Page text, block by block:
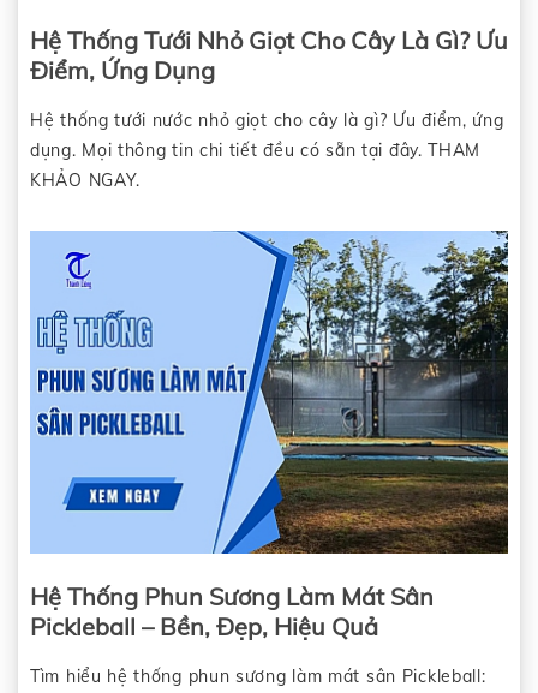
Hệ Thống Tưới Nhỏ Giọt Cho Cây Là Gì? Ưu
Điểm, Ứng Dụng
Hệ thống tưới nước nhỏ giọt cho cây là gì? Ưu điểm, ứng
dụng. Mọi thông tin chi tiết đều có sẵn tại đây. THAM
KHẢO NGAY.
Hệ Thống Phun Sương Làm Mát Sân
Pickleball – Bền, Đẹp, Hiệu Quả
Tìm hiểu hệ thống phun sương làm mát sân Pickleball: